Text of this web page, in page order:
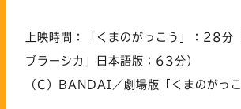
上映時間：「くまのがっこう」：28分
ブラーシカ」日本語版：63分）
（C）BANDAI／劇場版「くまのがっ